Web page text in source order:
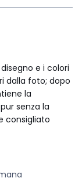
e i colori
dalla foto; dopo
la
senza la
consigliato